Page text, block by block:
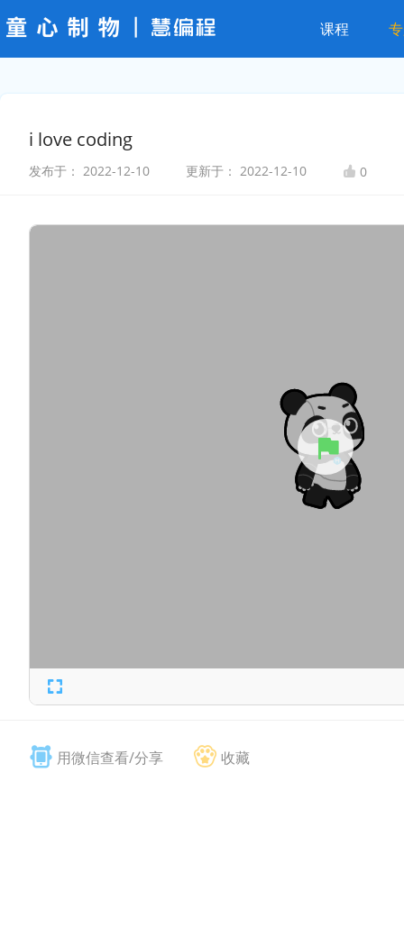
课程
i love coding
发布于： 2022-12-10 更新于： 2022-12-10 0
用微信查看/分享 收藏